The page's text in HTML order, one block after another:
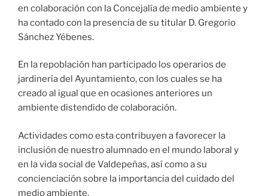
en colaboración con la Concejalía de medio ambiente y
ha contado con la presencia de su titular D. Gregorio
Sánchez Yébenes.
En la repoblación han participado los operarios de
jardinería del Ayuntamiento, con los cuales se ha
creado al igual que en ocasiones anteriores un
ambiente distendido de colaboración.
Actividades como esta contribuyen a favorecer la
inclusión de nuestro alumnado en el mundo laboral y
en la vida social de Valdepeñas, así como a su
concienciación sobre la importancia del cuidado del
medio ambiente.